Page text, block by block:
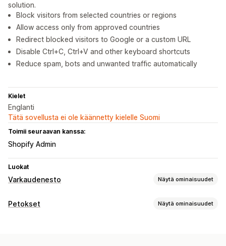
solution.
Block visitors from selected countries or regions
Allow access only from approved countries
Redirect blocked visitors to Google or a custom URL
Disable Ctrl+C, Ctrl+V and other keyboard shortcuts
Reduce spam, bots and unwanted traffic automatically
Kielet
Englanti
Tätä sovellusta ei ole käännetty kielelle Suomi
Toimii seuraavan kanssa:
Shopify Admin
Luokat
Varkaudenesto Näytä ominaisuudet
Suojattu omaisuus
Petokset Näytä ominaisuudet